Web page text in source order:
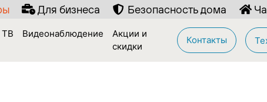
Для бизнеса Безопасность дома
ТВ Видеонаблюдение
Акции и
скидки
Контакты